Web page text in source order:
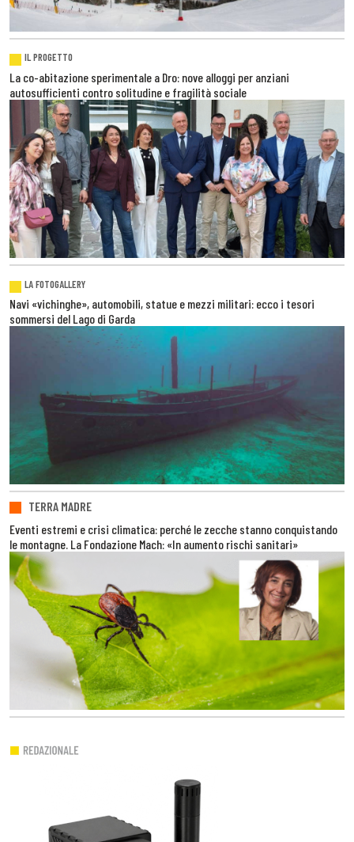
IL PROGETTO
La co-abitazione sperimentale a Dro: nove alloggi per anziani
autosufficienti contro solitudine e fragilità sociale
LA FOTOGALLERY
Navi «vichinghe», automobili, statue e mezzi militari: ecco i tesori
sommersi del Lago di Garda
TERRA MADRE
Eventi estremi e crisi climatica: perché le zecche stanno conquistando
le montagne. La Fondazione Mach: «In aumento rischi sanitari»